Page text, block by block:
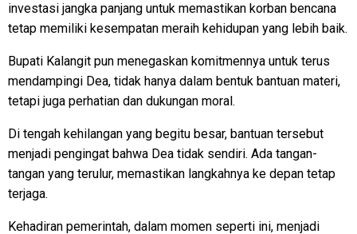
investasi jangka panjang untuk memastikan korban bencana
tetap memiliki kesempatan meraih kehidupan yang lebih baik.
Bupati Kalangit pun menegaskan komitmennya untuk terus
mendampingi Dea, tidak hanya dalam bentuk bantuan materi,
tetapi juga perhatian dan dukungan moral.
Di tengah kehilangan yang begitu besar, bantuan tersebut
menjadi pengingat bahwa Dea tidak sendiri. Ada tangan-
tangan yang terulur, memastikan langkahnya ke depan tetap
terjaga.
Kehadiran pemerintah, dalam momen seperti ini, menjadi